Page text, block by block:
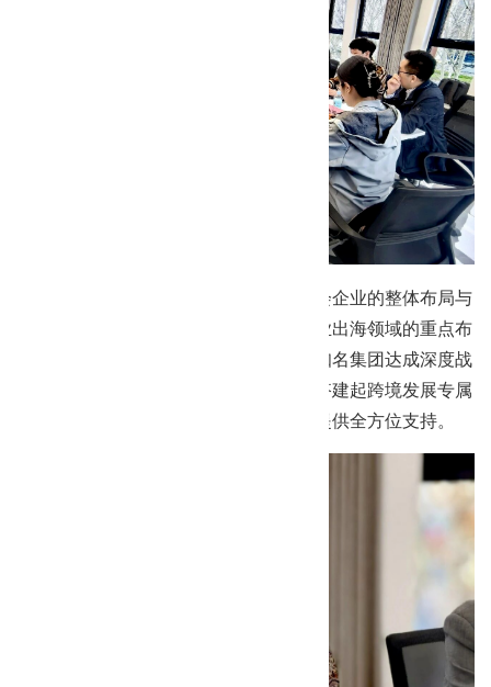
会议伊始，魏彬会长率先介绍了本次参会企业的整体布局与
核心业务特色，并阐述了商会在助力企业出海领域的重点布
局规划，着重提及商会已与中东、非洲知名集团达成深度战
略合作，依托双方合作资源为会员企业搭建起跨境发展专属
桥梁，为企业出海中东、非洲新兴市场提供全方位支持。